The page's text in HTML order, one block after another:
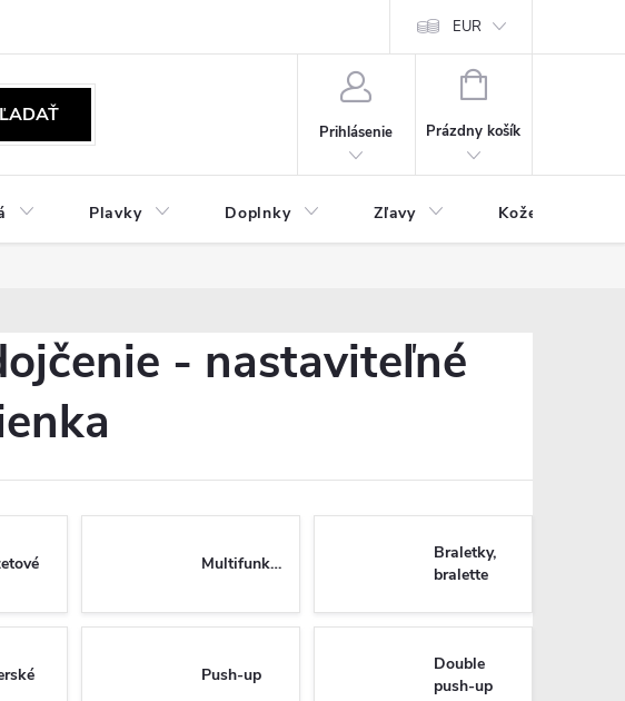
EUR
Prihlásenie
NÁKUPNÝ
Prázdny košík
Plavky Doplnky Zľavy Kožený tovar
- nastaviteľné
Multifunkčné
Braletky,
bralette
Push-up
Double
push-up